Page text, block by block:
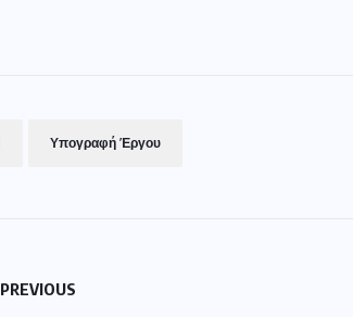
Υπογραφή Έργου
PREVIOUS